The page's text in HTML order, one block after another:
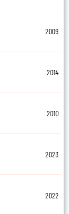
2009
2014
2010
2023
2022